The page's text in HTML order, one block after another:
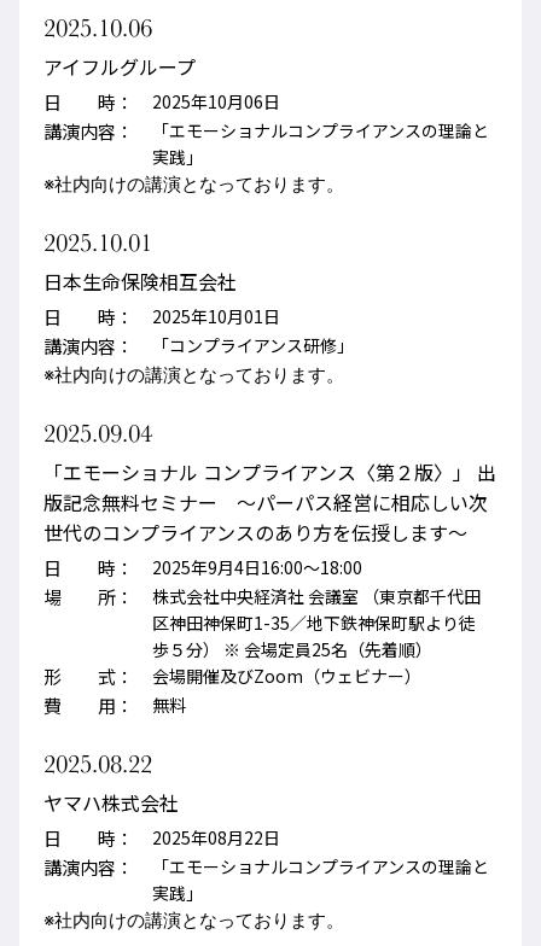
2025.10.06
アイフルグループ
日 時： 2025年10月06日
講演内容：
「エモーショナルコンプライアンスの理論と
実践」
※社内向けの講演となっております。
2025.10.01
日本生命保険相互会社
日 時： 2025年10月01日
講演内容： 「コンプライアンス研修」
※社内向けの講演となっております。
2025.09.04
「エモーショナル コンプライアンス〈第２版〉」 出
版記念無料セミナー ～パーパス経営に相応しい次
世代のコンプライアンスのあり方を伝授します～
日 時： 2025年9月4日16:00～18:00
場 所：
株式会社中央経済社 会議室 （東京都千代田
区神田神保町1-35／地下鉄神保町駅より徒
歩５分） ※ 会場定員25名（先着順）
形 式： 会場開催及びZoom（ウェビナー）
費 用： 無料
2025.08.22
ヤマハ株式会社
日 時： 2025年08月22日
講演内容：
「エモーショナルコンプライアンスの理論と
実践」
※社内向けの講演となっております。